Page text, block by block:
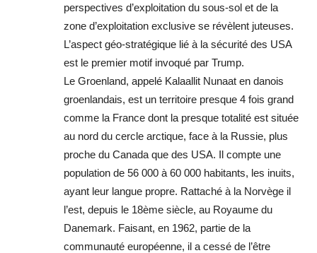
perspectives d’exploitation du sous-sol et de la
zone d’exploitation exclusive se révèlent juteuses.
L’aspect géo-stratégique lié à la sécurité des USA
est le premier motif invoqué par Trump.
Le Groenland, appelé Kalaallit Nunaat en danois
groenlandais, est un territoire presque 4 fois grand
comme la France dont la presque totalité est située
au nord du cercle arctique, face à la Russie, plus
proche du Canada que des USA. Il compte une
population de 56 000 à 60 000 habitants, les inuits,
ayant leur langue propre. Rattaché à la Norvège il
l’est, depuis le 18ème siècle, au Royaume du
Danemark. Faisant, en 1962, partie de la
communauté européenne, il a cessé de l’être